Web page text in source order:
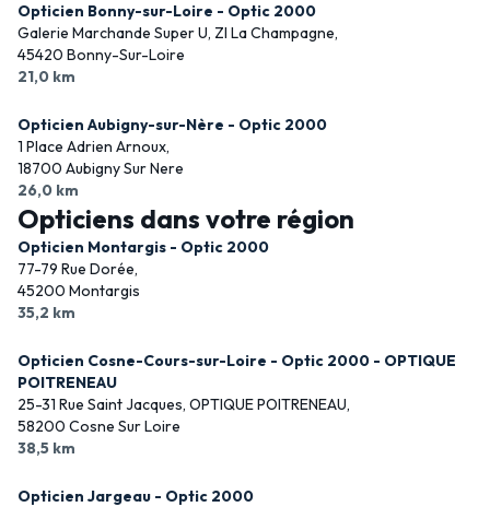
Opticien Bonny-sur-Loire - Optic 2000
Galerie Marchande Super U, ZI La Champagne,
45420 Bonny-Sur-Loire
21,0 km
Opticien Aubigny-sur-Nère - Optic 2000
1 Place Adrien Arnoux,
18700 Aubigny Sur Nere
26,0 km
Opticiens dans votre région
Opticien Montargis - Optic 2000
77-79 Rue Dorée,
45200 Montargis
35,2 km
Opticien Cosne-Cours-sur-Loire - Optic 2000 - OPTIQUE
POITRENEAU
25-31 Rue Saint Jacques, OPTIQUE POITRENEAU,
58200 Cosne Sur Loire
38,5 km
Opticien Jargeau - Optic 2000